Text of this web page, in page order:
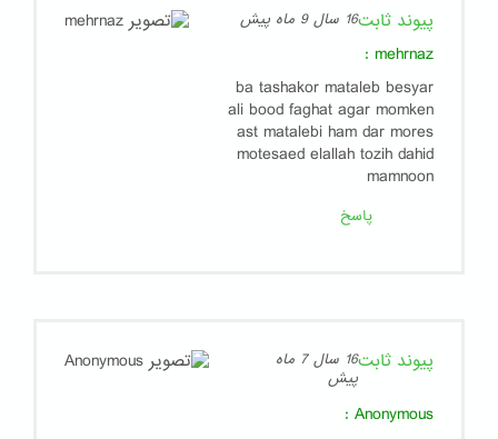
پیوند ثابت16 سال 9 ماه پیش
mehrnaz
:
ba tashakor mataleb besyar
ali bood faghat agar momken
ast matalebi ham dar mores
motesaed elallah tozih dahid
mamnoon
پاسخ
پیوند ثابت
16 سال 7 ماه
پیش
Anonymous
: